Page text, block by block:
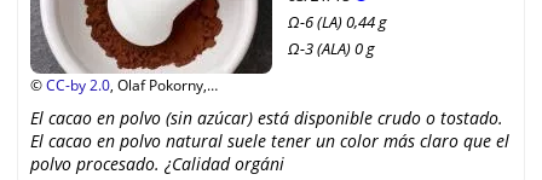
©CC-by 2.0, Olaf Pokorny,
Ω-6 (LA) 0,44 g
Ω-3 (ALA) 0 g
El cacao en polvo (sin azúcar) está disponible crudo o tostado.
El cacao en polvo natural suele tener un color más claro que el
polvo procesado. ¿Calidad orgáni